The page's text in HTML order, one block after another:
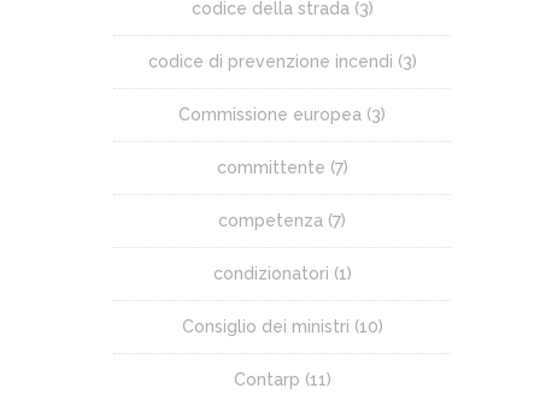
codice della strada (3)
codice di prevenzione incendi (3)
Commissione europea (3)
committente (7)
competenza (7)
condizionatori (1)
Consiglio dei ministri (10)
Contarp (11)